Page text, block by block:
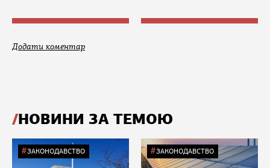
Додати коментар
НОВИНИ ЗА ТЕМОЮ
ЗАКОНОДАВСТВО ЗАКОНОДАВСТВО